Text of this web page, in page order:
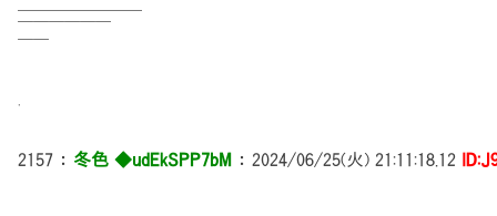
━━━━━━━━
2157 ： 冬色 ◆udEkSPP7bM ： 2024/06/25(火) 21:11:18.12